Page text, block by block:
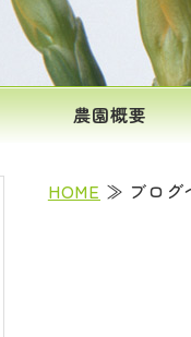
農園概要
HOME ≫ ブログ